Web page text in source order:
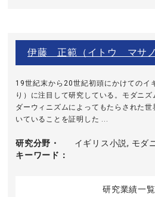
伊藤 正範（イトウ マサノ
19世紀末から20世紀初頭にかけてのイ
り）に注目して研究している。モダニズ
ダーウィニズムによってもたらされた
いていることを証明した ...
研究分野・
キーワード
イギリス小説, モダ
研究業績一覧